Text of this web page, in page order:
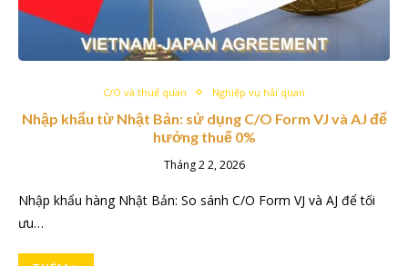
C/O và thuế quan Nghiệp vụ hải quan
Nhập khẩu từ Nhật Bản: sử dụng C/O Form VJ và AJ để
hưởng thuế 0%
Tháng 2 2, 2026
Nhập khẩu hàng Nhật Bản: So sánh C/O Form VJ và AJ để tối
ưu…